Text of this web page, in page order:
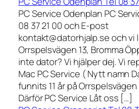
PC Service Odenplan PC
08 37 21 00 och E-post
kontakt@datorhjalp.se och vi
Orrspelsvägen 13, Bromma
inte dator? Vi hjälper dej. Vi
Mac PC Service ( Nytt namn
funnits 11 år på Orrspelsvägen
Därför PC Service Låt oss […]